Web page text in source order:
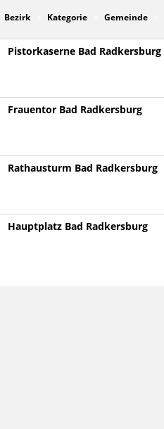
Bezirk Kategorie Gemeinde
Pistorkaserne Bad Radkersburg
Frauentor Bad Radkersburg
Rathausturm Bad Radkersburg
Hauptplatz Bad Radkersburg